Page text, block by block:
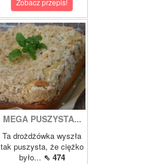
Zobacz przepis!
MEGA PUSZYSTA...
Ta drożdżówka wyszła
tak puszysta, że ciężko
było... ⇖ 474